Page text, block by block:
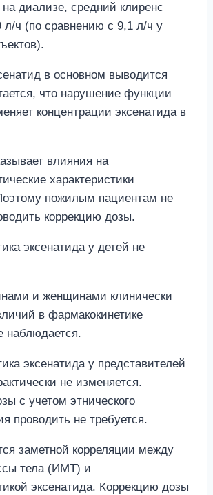
диализе, средний клиренс
л/ч (по сравнению с 9,1 л/ч у
в основном выводится
что нарушение функции
концентрации эксенатида в
влияния на
характеристики
пожилым пациентам не
коррекцию дозы.
эксенатида у детей не
и женщинами клинически
в фармакокинетике
наблюдается.
эксенатида у представителей
не изменяется.
с учетом этнического
проводить не требуется.
заметной корреляции между
тела (ИМТ) и
эксенатида. Коррекцию дозы